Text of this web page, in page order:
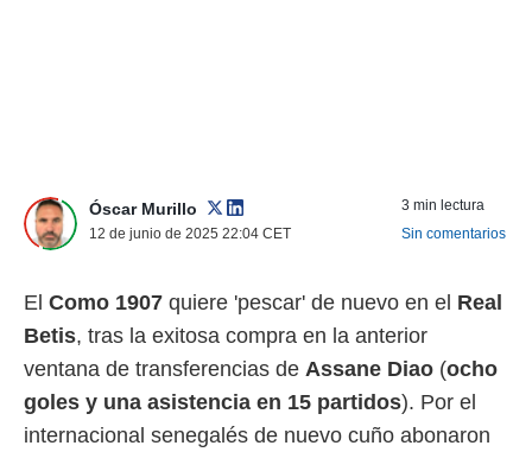
y
más
nuestra
y
Óscar Murillo
12 de junio de 2025 22:04 CET
3 min lectura
Sin comentarios
El Como 1907 quiere 'pescar' de nuevo en el Real
Betis, tras la exitosa compra en la anterior
ventana de transferencias de Assane Diao (ocho
goles y una asistencia en 15 partidos). Por el
internacional senegalés de nuevo cuño abonaron